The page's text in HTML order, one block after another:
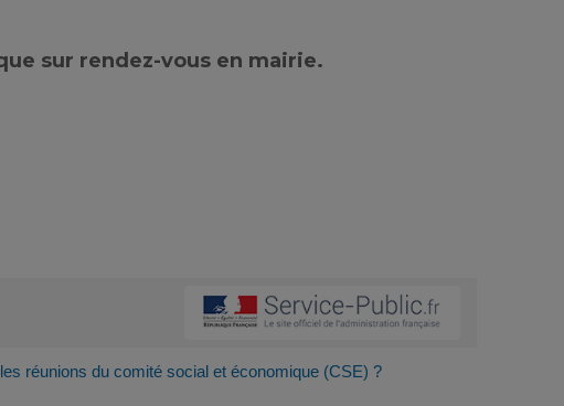
sur rendez-vous en mairie.
réunions du comité social et économique (CSE) ?